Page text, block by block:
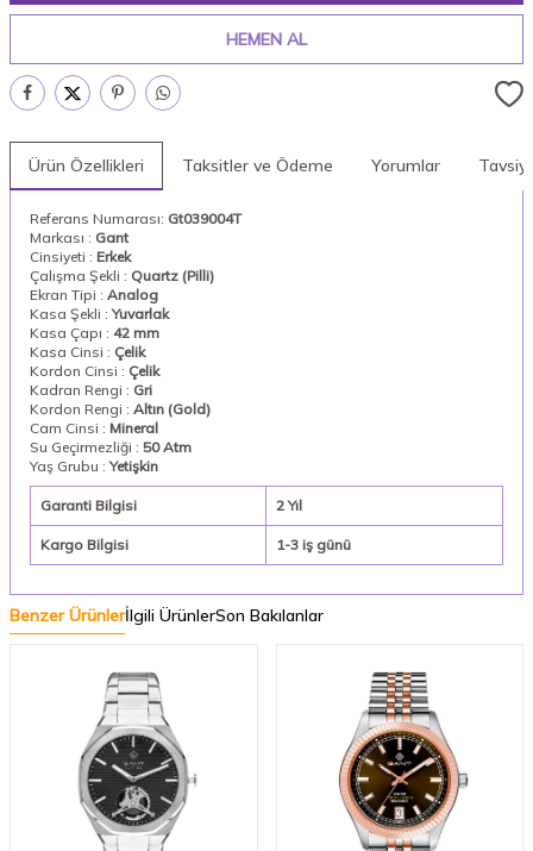
HEMEN AL
Ürün Özellikleri Taksitler ve Ödeme Yorumlar
Referans Numarası: Gt039004T
Markası : Gant
Cinsiyeti : Erkek
Çalışma Şekli : Quartz (Pilli)
Ekran Tipi : Analog
Kasa Şekli :Yuvarlak
Kasa Çapı : 42 mm
Kasa Cinsi : Çelik
Kordon Cinsi : Çelik
Kadran Rengi : Gri
Kordon Rengi : Altın (Gold)
Cam Cinsi : Mineral
Su Geçirmezliği : 50 Atm
Yaş Grubu :Yetişkin
Garanti Bilgisi 2 Yıl
Kargo Bilgisi 1-3 iş günü
Benzer Ürünlerİlgili ÜrünlerSon Bakılanlar